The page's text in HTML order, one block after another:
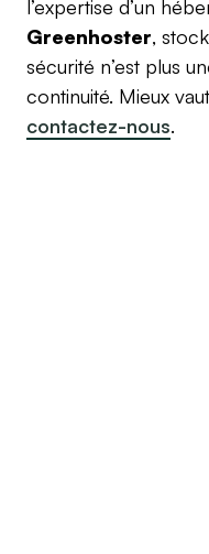
l’expertise d’un
Greenhoster,
sécurité n’est plus
continuité. Mieux
contactez-nous.